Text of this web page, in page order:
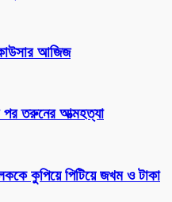
আজিজ
পর তরুনের আত্মহত্যা
কুপিয়ে পিটিয়ে জখম ও টাকা